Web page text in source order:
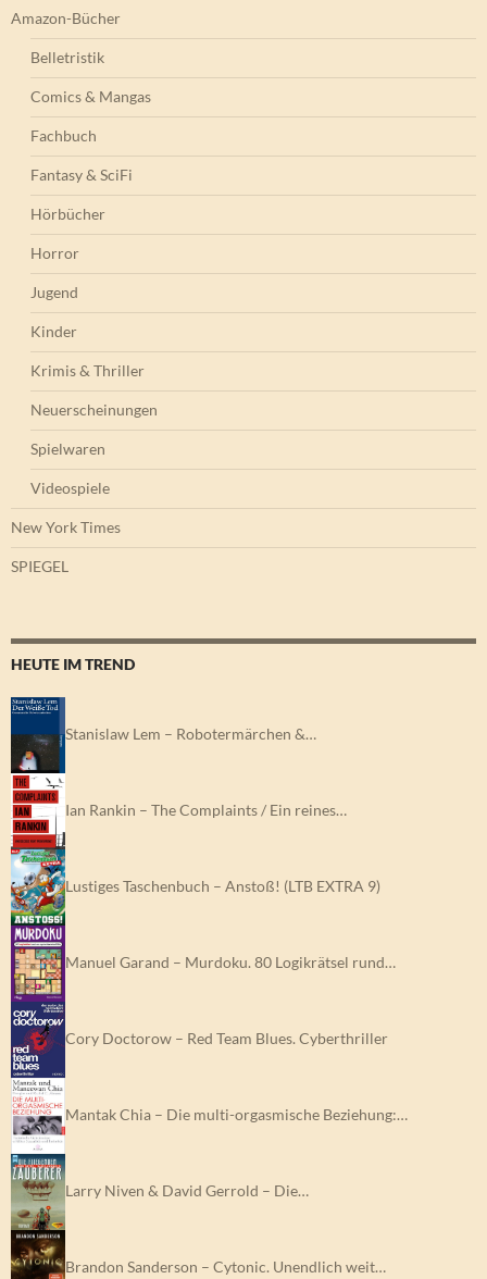
Amazon-Bücher
Belletristik
Comics & Mangas
Fachbuch
Fantasy & SciFi
Hörbücher
Horror
Jugend
Kinder
Krimis & Thriller
Neuerscheinungen
Spielwaren
Videospiele
New York Times
SPIEGEL
HEUTE IM TREND
Stanislaw Lem – Robotermärchen &…
Ian Rankin – The Complaints / Ein reines…
Lustiges Taschenbuch – Anstoß! (LTB EXTRA 9)
Manuel Garand – Murdoku. 80 Logikrätsel rund…
Cory Doctorow – Red Team Blues. Cyberthriller
Mantak Chia – Die multi-orgasmische Beziehung:…
Larry Niven & David Gerrold – Die…
Brandon Sanderson – Cytonic. Unendlich weit…